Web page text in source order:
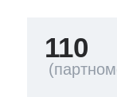
110